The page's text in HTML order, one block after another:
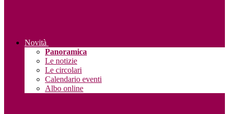
Novità
Panoramica
Le notizie
Le circolari
Calendario eventi
Albo online